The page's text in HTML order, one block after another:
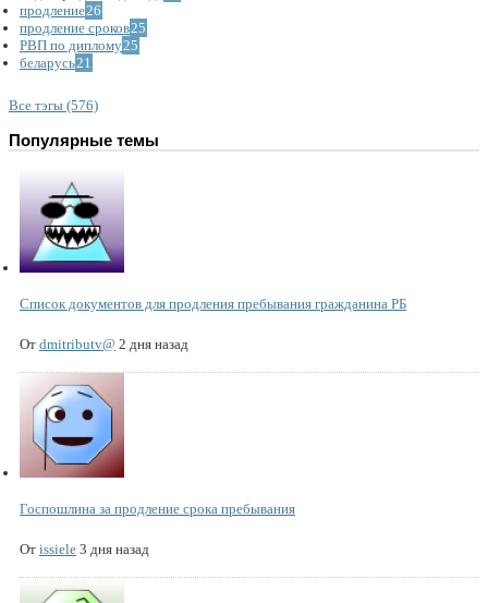
продление26
продление сроков25
РВП по диплому25
беларусь21
Все тэгы (576)
Популярные темы
Список документов для продления пребывания гражданина РБ
От dmitributv@ 2 дня назад
Госпошлина за продление срока пребывания
От issiele 3 дня назад